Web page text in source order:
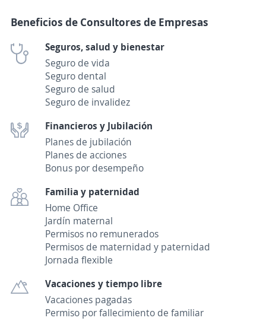
Beneficios de Consultores de Empresas
Seguros, salud y bienestar
Seguro de vida
Seguro dental
Seguro de salud
Seguro de invalidez
Financieros y Jubilación
Planes de jubilación
Planes de acciones
Bonus por desempeño
Familia y paternidad
Home Office
Jardín maternal
Permisos no remunerados
Permisos de maternidad y paternidad
Jornada flexible
Vacaciones y tiempo libre
Vacaciones pagadas
Permiso por fallecimiento de familiar